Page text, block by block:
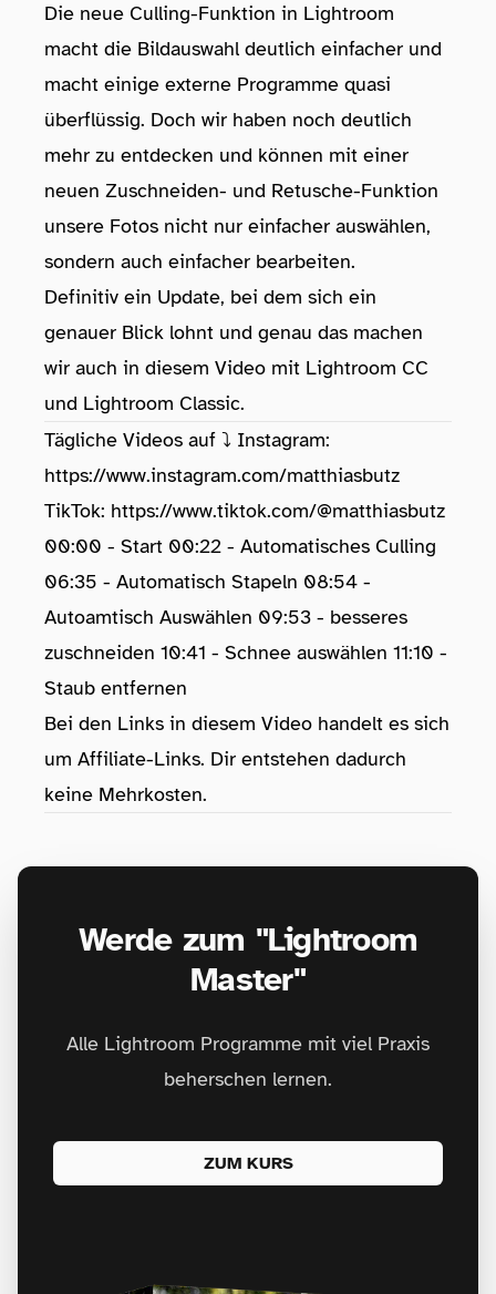
Die neue Culling-Funktion in Lightroom
macht die Bildauswahl deutlich einfacher und
macht einige externe Programme quasi
überflüssig. Doch wir haben noch deutlich
mehr zu entdecken und können mit einer
neuen Zuschneiden- und Retusche-Funktion
unsere Fotos nicht nur einfacher auswählen,
sondern auch einfacher bearbeiten.
Definitiv ein Update, bei dem sich ein
genauer Blick lohnt und genau das machen
wir auch in diesem Video mit Lightroom CC
und Lightroom Classic.
Tägliche Videos auf ⤵️ Instagram:
https://www.instagram.com/matthiasbutz
TikTok: https://www.tiktok.com/@matthiasbutz
00:00 - Start 00:22 - Automatisches Culling
06:35 - Automatisch Stapeln 08:54 -
Autoamtisch Auswählen 09:53 - besseres
zuschneiden 10:41 - Schnee auswählen 11:10 -
Staub entfernen
Bei den Links in diesem Video handelt es sich
um Affiliate-Links. Dir entstehen dadurch
keine Mehrkosten.
Werde zum "Lightroom
Master"
Alle Lightroom Programme mit viel Praxis
beherschen lernen.
ZUM KURS